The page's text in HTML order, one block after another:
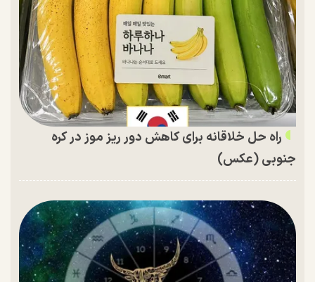
راه حل خلاقانه برای کاهش دور ریز موز در کره
جنوبی (عکس)